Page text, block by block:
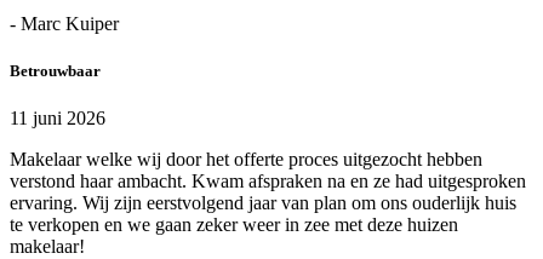
- Marc Kuiper
Betrouwbaar
11 juni 2026
Makelaar welke wij door het offerte proces uitgezocht hebben
verstond haar ambacht. Kwam afspraken na en ze had uitgesproken
ervaring. Wij zijn eerstvolgend jaar van plan om ons ouderlijk huis
te verkopen en we gaan zeker weer in zee met deze huizen
makelaar!